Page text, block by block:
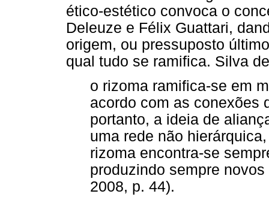
ético-estético convoca o
Deleuze e Félix Guattari,
origem, ou pressuposto
qual tudo se ramifica. Silva
o rizoma ramifica-se em
acordo com as conexões
portanto, a ideia de
uma rede não
rizoma encontra-se
produzindo sempre
2008, p. 44).